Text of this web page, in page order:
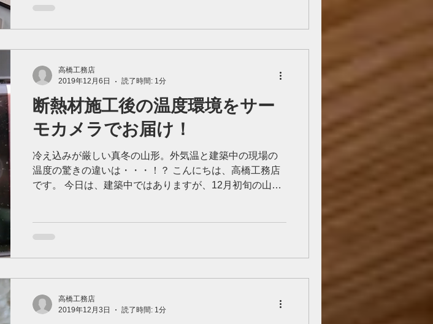
断熱材施工後の温度環境をサー
モカメラでお届け！
冷え込みが厳しい真冬の山形。外気温と建築中の現場の
温度の驚きの違いは・・・！？ こんにちは、高橋工務店
です。 今日は、建築中ではありますが、12月初旬の山形
高橋工務店
2019年12月6日
読了時間: 1分
高橋工務店
2019年12月3日
読了時間: 1分